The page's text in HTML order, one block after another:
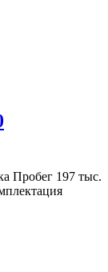
Пробег 197 тыс.